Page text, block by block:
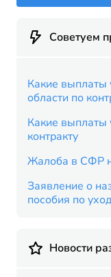
Советуем
Какие выплаты
области по
Какие выплаты
контракту
Жалоба в СФР
Заявление о
пособия по
Новости